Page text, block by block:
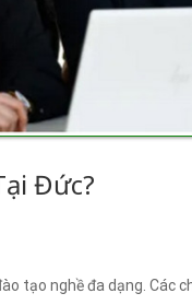
Đức?
tạo nghề đa dạng. Các